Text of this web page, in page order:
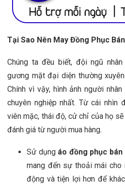
Tại Sao Nên May Đồng Phục
Chúng ta đều biết, đội ngũ
gương mặt đại diện thường
Chính vì vậy, hình ảnh người
chuyên nghiệp nhất. Từ cái nhìn
viên mặc, thái độ, cử chỉ của họ
đánh giá từ người mua hàng.
Sử dụng áo đồng phục bán
mang đến sự thoải mái cho
động và tiện lợi hơn để